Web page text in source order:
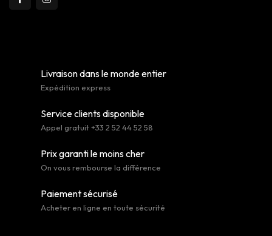
Livraison dans le monde entier
Expédition express
Service clients disponible
Appel gratuit +33 2 52 44 52 58
Prix garanti le moins cher
On vous rembourse la différence
Paiement sécurisé
Acheter en ligne en toute sécurité